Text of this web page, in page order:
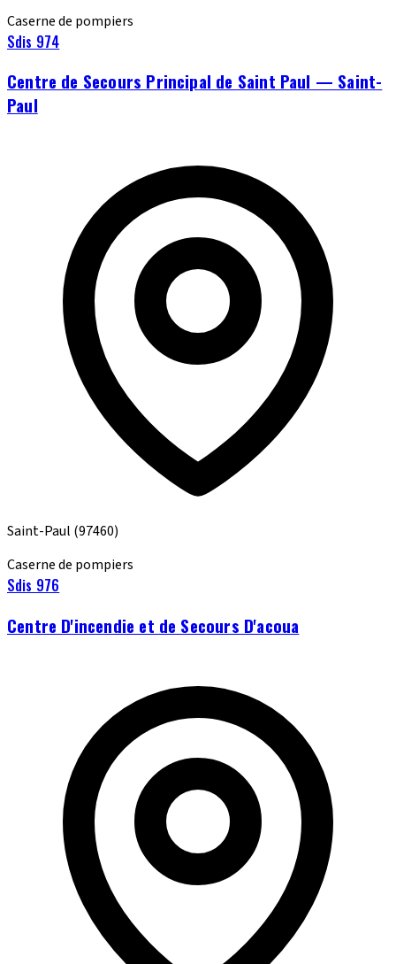
Caserne de pompiers
Sdis 974
Centre de Secours Principal de Saint Paul — Saint-
Paul
Saint-Paul (97460)
Caserne de pompiers
Sdis 976
Centre D'incendie et de Secours D'acoua